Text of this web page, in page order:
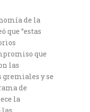
de la
que “estas
que
las
gremiales y se
de
la